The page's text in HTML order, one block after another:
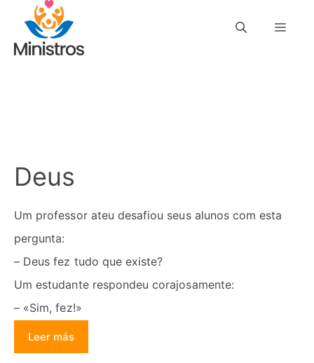
contenido
Deus
Um professor ateu desafiou seus alunos com esta
pergunta:
– Deus fez tudo que existe?
Um estudante respondeu corajosamente:
– «Sim, fez!»
Leer más